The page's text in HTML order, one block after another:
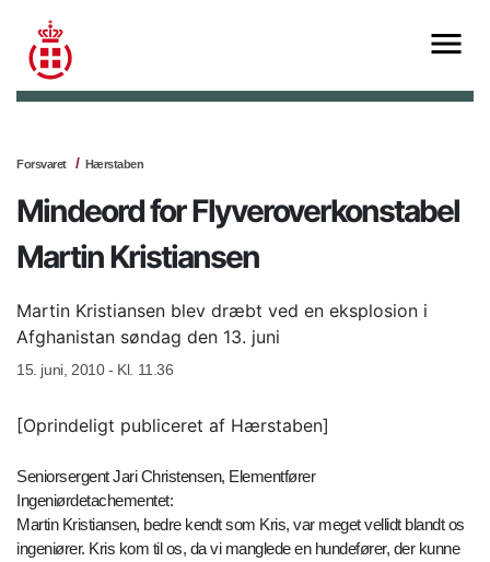
Forsvaret Hærstaben
Mindeord for Flyveroverkonstabel
Martin Kristiansen
Martin Kristiansen blev dræbt ved en eksplosion i
Afghanistan søndag den 13. juni
15. juni, 2010 - Kl. 11.36
[Oprindeligt publiceret af Hærstaben]
Seniorsergent Jari Christensen, Elementfører
Ingeniørdetachementet:
Martin Kristiansen, bedre kendt som Kris, var meget vellidt blandt os
ingeniører. Kris kom til os, da vi manglede en hundefører, der kunne